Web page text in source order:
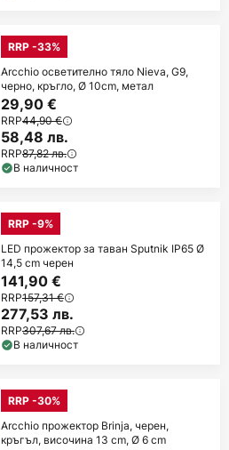
RRP -33%
Arcchio осветително тяло Nieva, G9,
черно, кръгло, Ø 10cm, метал
29,90 €
RRP44,90 €
58,48 лв.
RRP87,82 лв.
В наличност
RRP -9%
LED прожектор за таван Sputnik IP65 Ø
14,5 cm черен
141,90 €
RRP157,31 €
277,53 лв.
RRP307,67 лв.
В наличност
RRP -30%
Arcchio прожектор Brinja, черен,
кръгъл, височина 13 cm, Ø 6 cm